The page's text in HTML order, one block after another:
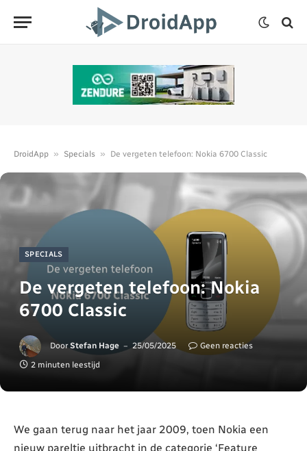
DroidApp » Specials » De vergeten telefoon: Nokia 6700 Classic
SPECIALS
De vergeten telefoon: Nokia
6700 Classic
Door Stefan Hage 25/05/2025
Geen reacties
2 minuten leestijd
We gaan terug naar het jaar 2009, toen Nokia een
nieuw pareltje uitbracht in de categorie ‘Feature